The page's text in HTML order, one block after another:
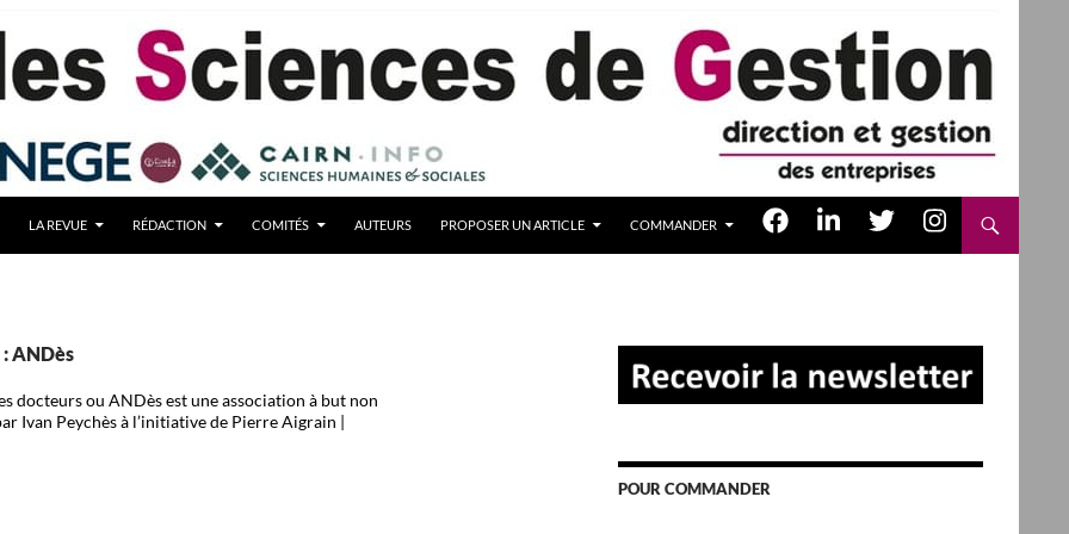
LA REVUE RÉDACTION COMITÉS AUTEURS PROPOSER UN ARTICLE COMMANDER
ANDès
docteurs ou ANDès est une association à but non
Ivan Peychès à l’initiative de Pierre Aigrain |
POUR COMMANDER